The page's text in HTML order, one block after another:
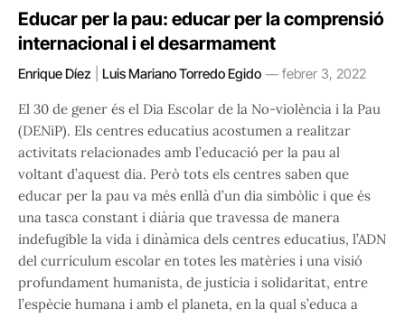
Educar per la pau: educar per la comprensió
internacional i el desarmament
Enrique Díez Luis Mariano Torredo Egido febrer 3, 2022
El 30 de gener és el Dia Escolar de la No-violència i la Pau
(DENiP). Els centres educatius acostumen a realitzar
activitats relacionades amb l’educació per la pau al
voltant d’aquest dia. Però tots els centres saben que
educar per la pau va més enllà d’un dia simbòlic i que és
una tasca constant i diària que travessa de manera
indefugible la vida i dinàmica dels centres educatius, l’ADN
del currículum escolar en totes les matèries i una visió
profundament humanista, de justícia i solidaritat, entre
l’espècie humana i amb el planeta, en la qual s’educa a